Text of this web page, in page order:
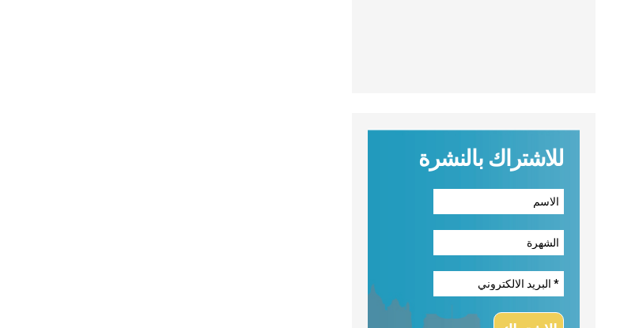
للاشتراك بالنشرة